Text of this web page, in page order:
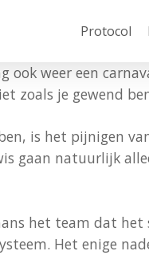
Protocol
weer een
zoals je gewend
is het pijnigen
gaan natuurlijk
het team dat
Het enige